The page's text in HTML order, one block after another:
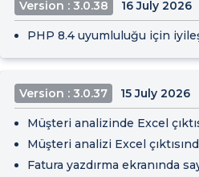
Version : 3.0.38 16 July 2026
PHP 8.4 uyumluluğu için
Version : 3.0.37 15 July 2026
Müşteri analizinde Excel
Müşteri analizi Excel
Fatura yazdırma ekranında